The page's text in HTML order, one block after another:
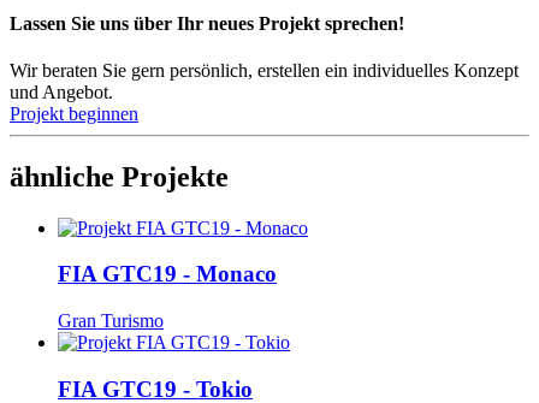
Lassen Sie uns über Ihr neues Projekt sprechen!
Wir beraten Sie gern persönlich, erstellen ein individuelles Konzept
und Angebot.
Projekt beginnen
ähnliche Projekte
FIA GTC19 - Monaco
Gran Turismo
FIA GTC19 - Tokio